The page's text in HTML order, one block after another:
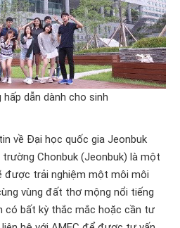
dẫn dành cho sinh
về Đại học quốc gia Jeonbuk
trường Chonbuk (Jeonbuk) là một
được trải nghiệm một môi môi
vùng đất thơ mộng nổi tiếng
có bất kỳ thắc mắc hoặc cần tư